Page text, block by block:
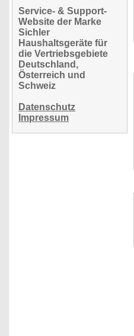
Service- & Support-
Website der Marke
Sichler
Haushaltsgeräte für
die Vertriebsgebiete
Deutschland,
Österreich und
Schweiz
Datenschutz
Impressum